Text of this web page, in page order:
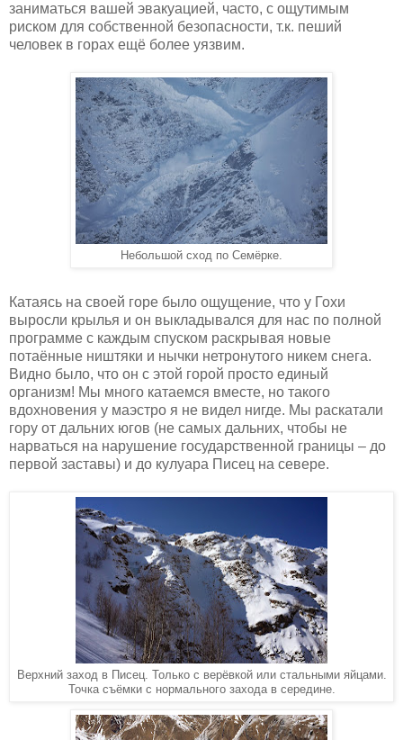
заниматься вашей эвакуацией, часто, с ощутимым
риском для собственной безопасности, т.к. пеший
человек в горах ещё более уязвим.
Небольшой сход по Семёрке.
Катаясь на своей горе было ощущение, что у Гохи
выросли крылья и он выкладывался для нас по полной
программе с каждым спуском раскрывая новые
потаённые ништяки и нычки нетронутого никем снега.
Видно было, что он с этой горой просто единый
организм! Мы много катаемся вместе, но такого
вдохновения у маэстро я не видел нигде. Мы раскатали
гору от дальних югов (не самых дальних, чтобы не
нарваться на нарушение государственной границы – до
первой заставы) и до кулуара Писец на севере.
Верхний заход в Писец. Только с верёвкой или стальными яйцами.
Точка съёмки с нормального захода в середине.